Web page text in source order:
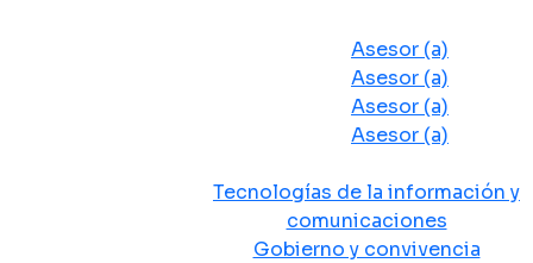
Asesor (a)
Asesor (a)
Asesor (a)
Asesor (a)
Tecnologías de la información y
comunicaciones
Gobierno y convivencia